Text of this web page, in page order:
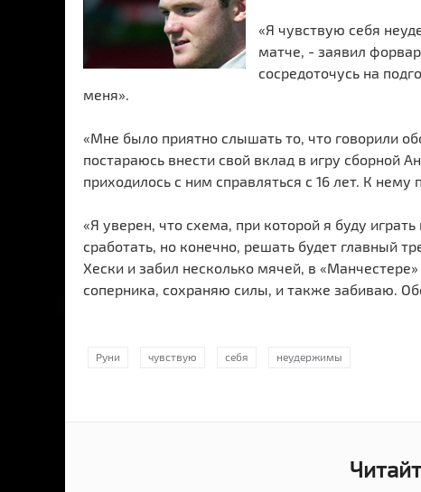
«Я чувствую себя
матче, - заявил
сосредоточусь на
меня».
«Мне было приятно слышать то, что говорили
постараюсь внести свой вклад в игру сборной
приходилось с ним справляться с 16 лет. К
«Я уверен, что схема, при которой я буду
сработать, но конечно, решать будет главный
Хески и забил несколько мячей, в
соперника, сохраняю силы, и также забиваю.
Руни чувствую себя неудержимы